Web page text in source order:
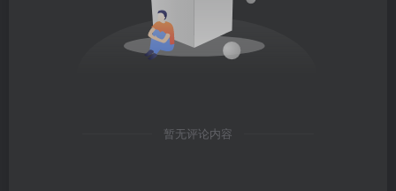
暂无评论内容